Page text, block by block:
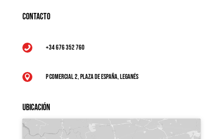
Contacto
 +34 676 352 760
 P Comercial 2, Plaza de España, Leganés
Ubicación